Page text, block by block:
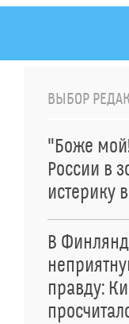
ВЫБОР
"Боже
России в
истерику
В
правду: